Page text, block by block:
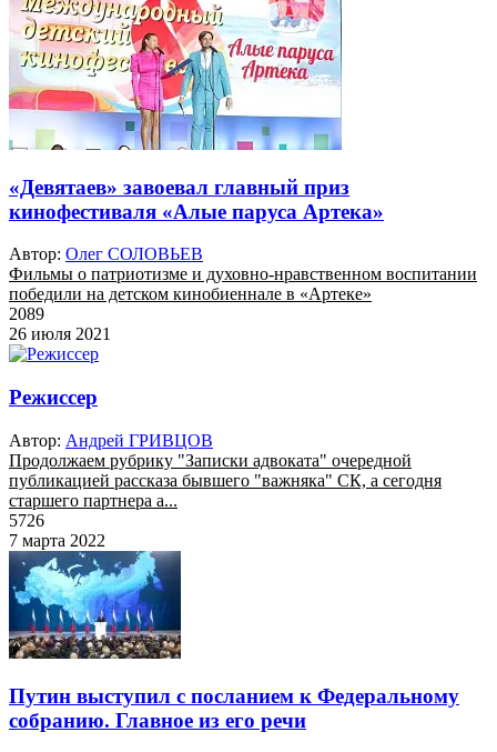
«Девятаев» завоевал главный приз
кинофестиваля «Алые паруса Артека»
Автор: Олег СОЛОВЬЕВ
Фильмы о патриотизме и духовно-нравственном воспитании
победили на детском кинобиеннале в «Артеке»
2089
26 июля 2021
Режиссер
Автор: Андрей ГРИВЦОВ
Продолжаем рубрику "Записки адвоката" очередной
публикацией рассказа бывшего "важняка" СК, а сегодня
старшего партнера а...
5726
7 марта 2022
Путин выступил с посланием к Федеральному
собранию. Главное из его речи